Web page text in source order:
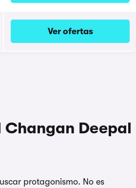
Ver ofertas
Deepal
protagonismo. No es